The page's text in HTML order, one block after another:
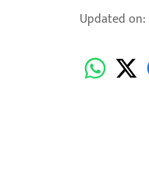
Updated on: